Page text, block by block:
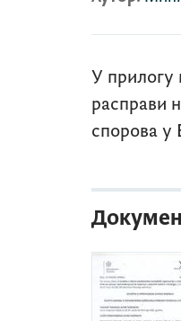
У прилогу
расправи
спорова у